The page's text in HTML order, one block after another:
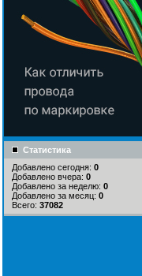
Статистика
Добавлено сегодня: 0
Добавлено вчера: 0
Добавлено за неделю: 0
Добавлено за месяц: 0
Всего: 37082